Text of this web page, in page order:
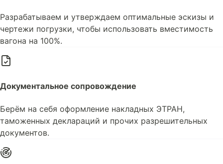
Разрабатываем и утверждаем оптимальные эскизы и
чертежи погрузки, чтобы использовать вместимость
вагона на 100%.
Документальное сопровождение
Берём на себя оформление накладных ЭТРАН,
таможенных деклараций и прочих разрешительных
документов.